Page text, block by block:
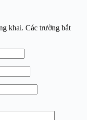
khai. Các trường bắt